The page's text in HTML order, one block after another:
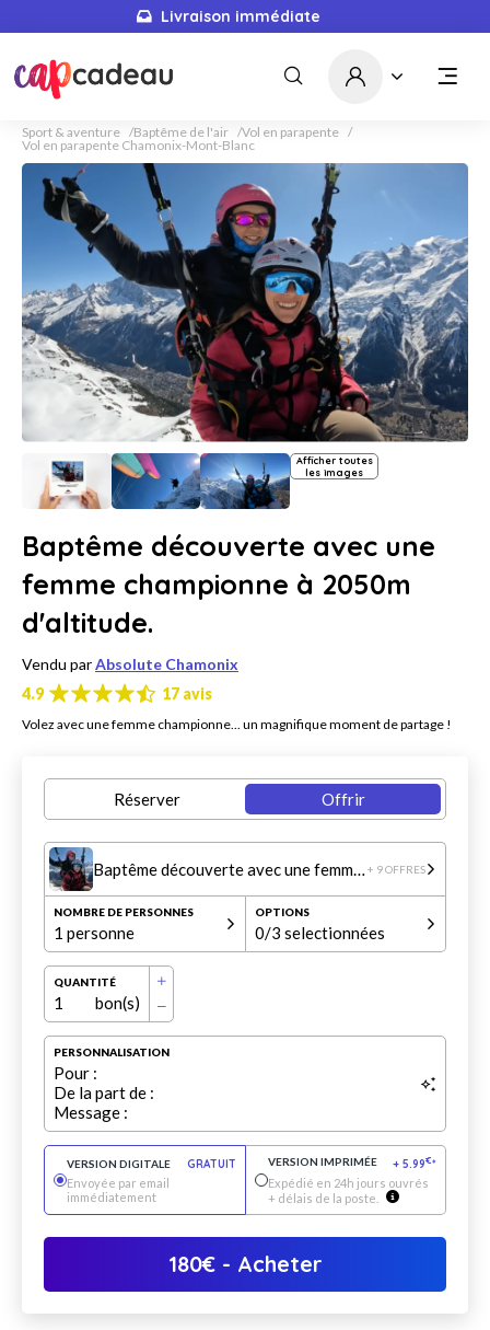
Livraison immédiate
Sport & aventure Baptême de l'air
Vol en parapente
Vol en parapente Chamonix-Mont-Blanc
Afficher toutes
les images
Baptême découverte avec une
femme championne à 2050m
d'altitude.
Vendu parAbsolute Chamonix
4.9
17 avis
Volez avec une femme championne... un magnifique moment de partage !
Réserver Offrir
Baptême découverte avec une femme championne à 2050m d'altitude. + 9 OFFRES
NOMBRE DE PERSONNES
1 personne
OPTIONS
0/3 selectionnées
QUANTITÉ
1 bon(s)
PERSONNALISATION
Pour :
De la part de :
Message :
VERSION DIGITALE
GRATUIT
Envoyée par email
immédiatement
VERSION IMPRIMÉE + 5.99€*
Expédié en 24h jours ouvrés
+ délais de la poste.
180€- Acheter